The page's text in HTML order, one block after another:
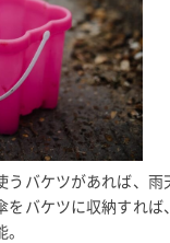
バケツがあれば、雨
をバケツに収納すれば